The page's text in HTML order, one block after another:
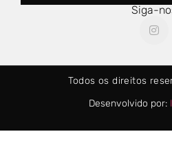
Siga-
Todos os direitos
Desenvolvido por: